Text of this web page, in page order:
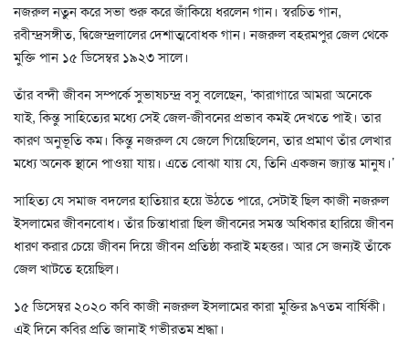
নজরুল নতুন করে সভা শুরু করে জাঁকিয়ে ধরলেন গান। স্বরচিত গান,
রবীন্দ্রসঙ্গীত, দ্বিজেন্দ্রলালের দেশাত্মবোধক গান। নজরুল বহরমপুর জেল থেকে
মুক্তি পান ১৫ ডিসেম্বর ১৯২৩ সালে।
তাঁর বন্দী জীবন সম্পর্কে সুভাষচন্দ্র বসু বলেছেন, ‘কারাগারে আমরা অনেকে
যাই, কিন্তু সাহিত্যের মধ্যে সেই জেল-জীবনের প্রভাব কমই দেখতে পাই। তার
কারণ অনুভূতি কম। কিন্তু নজরুল যে জেলে গিয়েছিলেন, তার প্রমাণ তাঁর লেখার
মধ্যে অনেক স্থানে পাওয়া যায়। এতে বোঝা যায় যে, তিনি একজন জ্যান্ত মানুষ।’
সাহিত্য যে সমাজ বদলের হাতিয়ার হয়ে উঠতে পারে, সেটাই ছিল কাজী নজরুল
ইসলামের জীবনবোধ। তাঁর চিন্তাধারা ছিল জীবনের সমস্ত অধিকার হারিয়ে জীবন
ধারণ করার চেয়ে জীবন দিয়ে জীবন প্রতিষ্ঠা করাই মহত্তর। আর সে জন্যই তাঁকে
জেল খাটতে হয়েছিল।
১৫ ডিসেম্বর ২০২০ কবি কাজী নজরুল ইসলামের কারা মুক্তির ৯৭তম বার্ষিকী।
এই দিনে কবির প্রতি জানাই গভীরতম শ্রদ্ধা।